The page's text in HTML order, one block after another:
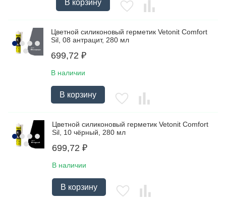
В корзину
Цветной силиконовый герметик Vetonit Comfort
Sil, 08 антрацит, 280 мл
699,72 ₽
В наличии
В корзину
Цветной силиконовый герметик Vetonit Comfort
Sil, 10 чёрный, 280 мл
699,72 ₽
В наличии
В корзину